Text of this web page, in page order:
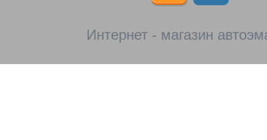
Интернет - магазин